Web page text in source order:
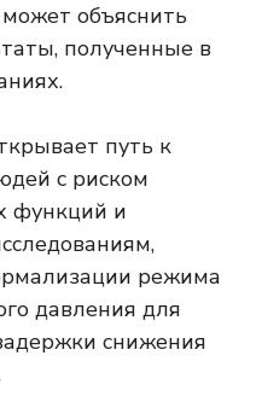
объяснить
полученные в
путь к
с риском
функций и
режима
давления для
снижения